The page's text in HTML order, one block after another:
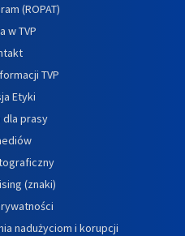
(ROPAT)
w TVP
TVP
Etyki
dla prasy
(znaki)
nadużyciom i korupcji